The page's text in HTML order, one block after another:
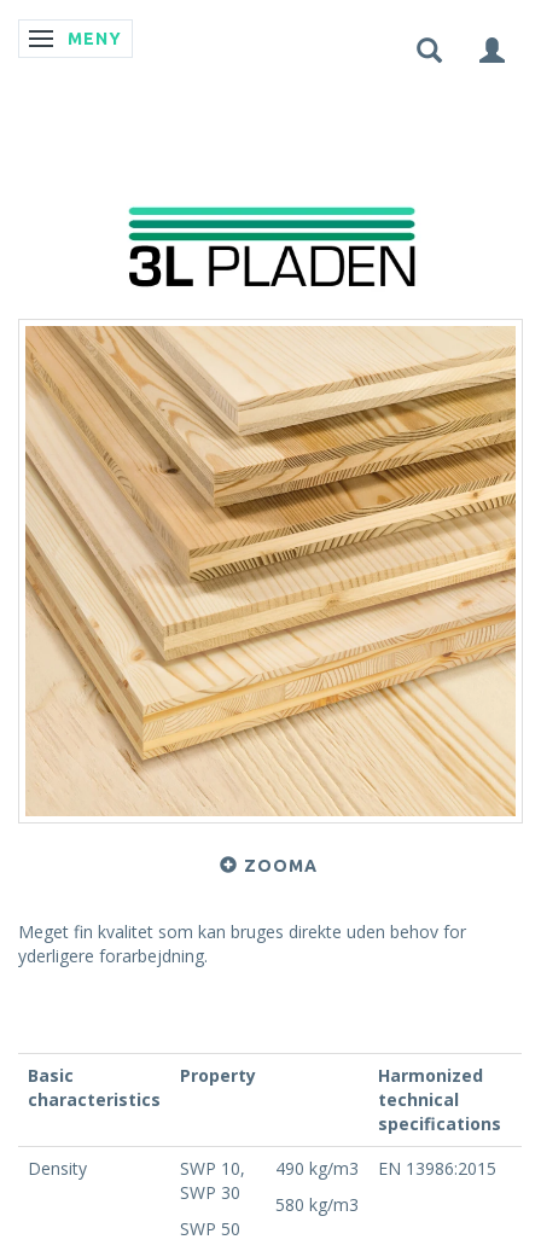
ÄNDRA NAVIGERING
MENY
ZOOMA
Meget fin kvalitet som kan bruges direkte uden behov for
yderligere forarbejdning.
Basic
characteristics
Property
Harmonized
technical
specifications
Density
SWP 10,
SWP 30
SWP 50
490 kg/m3
580 kg/m3
EN 13986:2015